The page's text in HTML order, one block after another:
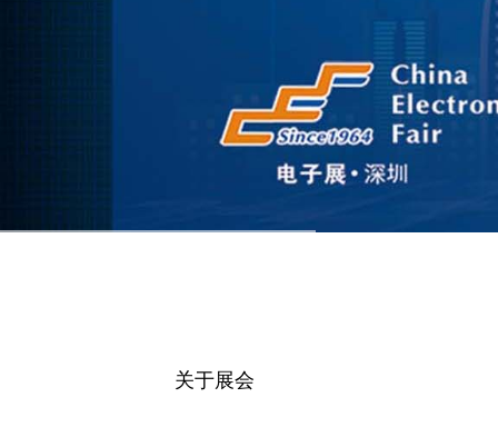
关于展会